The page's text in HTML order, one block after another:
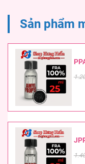
Sản phẩm